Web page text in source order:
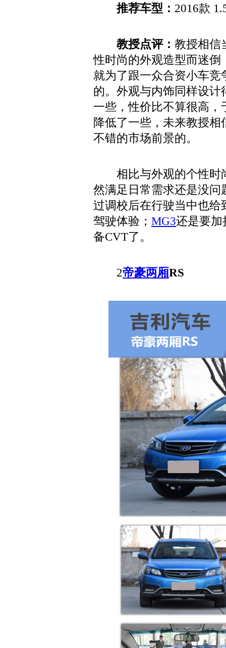
推荐车型： 2016款
教授点评： 教授相信
性时尚的外观造型而迷倒
就为了跟一众合资小车
的。外观与内饰同样设
一些，性价比不算很高
降低了一些，未来教授相
不错的市场前景的。
相比与外观的个性时
然满足日常需求还是没
过调校后在行驶当中也
驾驶体验； MG3还是要加
备CVT了。
2帝豪两厢RS